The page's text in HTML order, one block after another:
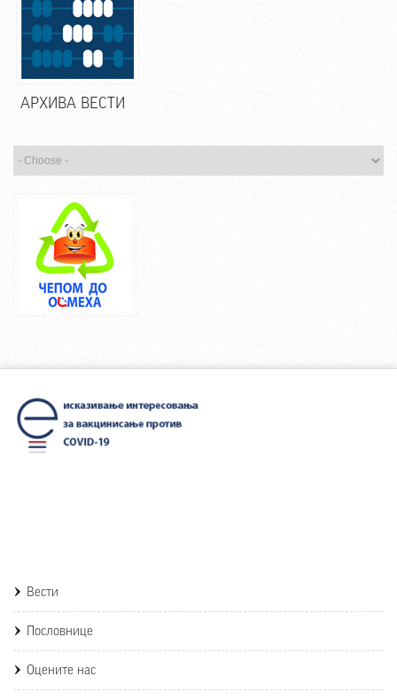
АРХИВА ВЕСТИ
Вести
Пословнице
Оцените нас